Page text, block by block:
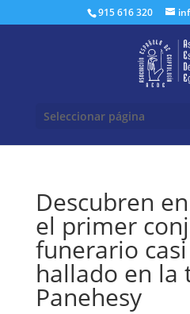
915 616 320
Seleccionar página
Descubren
el primer
funerario
hallado en la
Panehesy